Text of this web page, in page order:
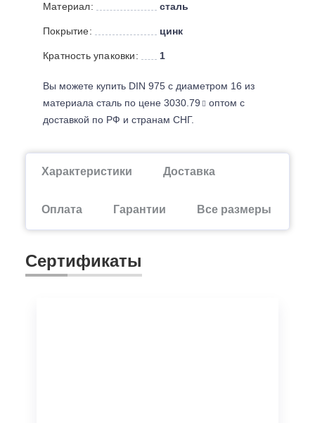
Материал: сталь
Покрытие: цинк
Кратность упаковки: 1
Вы можете купить DIN 975 с диаметром 16 из
материала сталь по цене 3030.79
оптом с
доставкой по РФ и странам СНГ.
Характеристики Доставка
Оплата Гарантии Все размеры
Сертификаты